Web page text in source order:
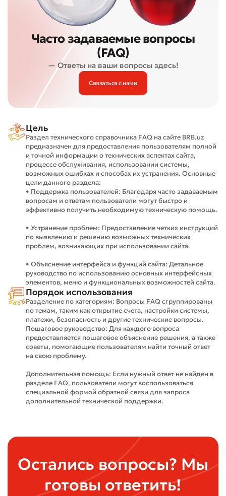
Часто задаваемые вопросы
(FAQ)
— Ответы на ваши вопросы здесь!
Связаться с нами
Цель
Раздел технического справочника FAQ на сайте BRB.uz
предназначен для предоставления пользователям полной
и точной информации о технических аспектах сайта,
процессе обслуживания, использовании системы,
возможных ошибках и способах их устранения. Основные
цели данного раздела:
• Поддержка пользователей: Благодаря часто задаваемым
вопросам и ответам пользователи могут быстро и
эффективно получить необходимую техническую помощь.
• Устранение проблем: Предоставление четких инструкций
по выявлению и решению возможных технических
проблем, возникающих при использовании сайта.
• Объяснение интерфейса и функций сайта: Детальное
руководство по использованию основных интерфейсных
элементов, меню и функциональных возможностей сайта.
Порядок использования
Разделение по категориям: Вопросы FAQ сгруппированы
по темам, таким как открытие счета, настройки системы,
платежи, безопасность и другие технические вопросы.
Пошаговое руководство: Для каждого вопроса
предоставляется пошаговое объяснение решения, а также
советы, помогающие пользователям найти точный ответ
на свою проблему.
Дополнительная помощь: Если нужный ответ не найден в
разделе FAQ, пользователи могут воспользоваться
специальной формой обратной связи для запроса
дополнительной технической поддержки.
Остались вопросы? Мы
готовы ответить!